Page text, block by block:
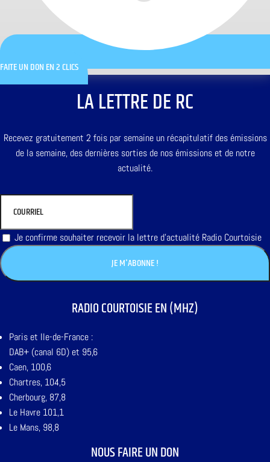
FAITE UN DON EN 2 CLICS
LA LETTRE DE RC
Recevez gratuitement 2 fois par semaine un récapitulatif des émissions
de la semaine, des dernières sorties de nos émissions et de notre
actualité.
Je confirme souhaiter recevoir la lettre d'actualité Radio Courtoisie
RADIO COURTOISIE EN (MHZ)
Paris et Ile-de-France :
DAB+ (canal 6D) et 95,6
Caen, 100,6
Chartres, 104,5
Cherbourg, 87,8
Le Havre 101,1
Le Mans, 98,8
NOUS FAIRE UN DON